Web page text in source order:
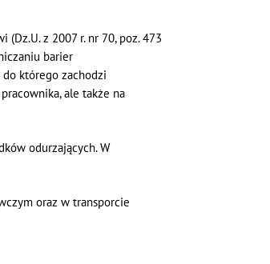
z 2007 r. nr 70, poz. 473
barier
którego zachodzi
ale także na
odurzających. W
oraz w transporcie